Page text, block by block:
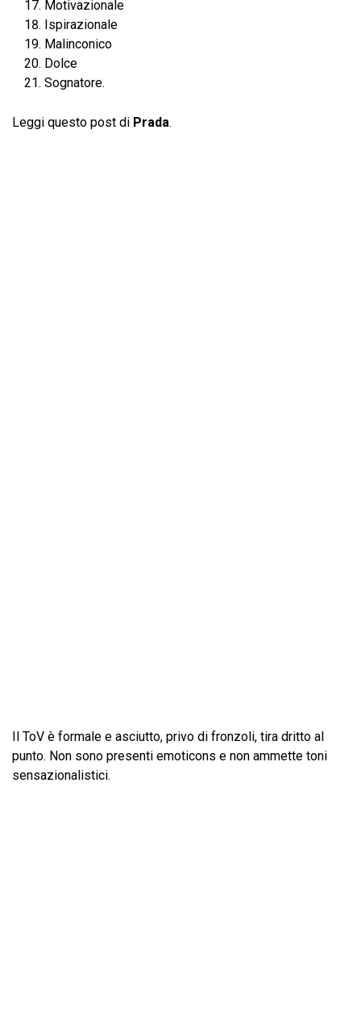
Motivazionale
Ispirazionale
Malinconico
Dolce
Sognatore.
Leggi questo post di Prada.
Il ToV è formale e asciutto, privo di fronzoli, tira dritto al
punto. Non sono presenti emoticons e non ammette toni
sensazionalistici.